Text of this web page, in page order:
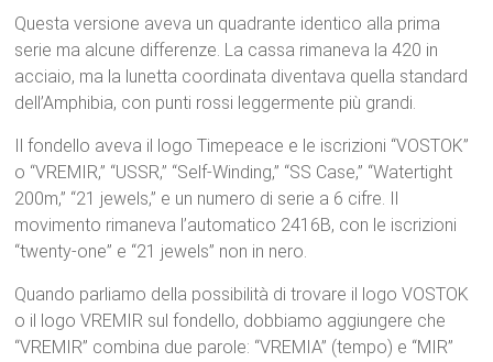
Questa versione aveva un quadrante identico alla prima
serie ma alcune differenze. La cassa rimaneva la 420 in
acciaio, ma la lunetta coordinata diventava quella standard
dell’Amphibia, con punti rossi leggermente più grandi.
Il fondello aveva il logo Timepeace e le iscrizioni “VOSTOK”
o “VREMIR,” “USSR,” “Self-Winding,” “SS Case,” “Watertight
200m,” “21 jewels,” e un numero di serie a 6 cifre. Il
movimento rimaneva l’automatico 2416B, con le iscrizioni
“twenty-one” e “21 jewels” non in nero.
Quando parliamo della possibilità di trovare il logo VOSTOK
o il logo VREMIR sul fondello, dobbiamo aggiungere che
“VREMIR” combina due parole: “VREMIA” (tempo) e “MIR”